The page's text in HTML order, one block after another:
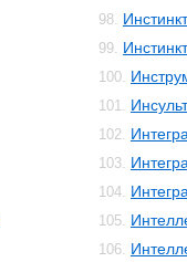
98.
99.
100.
101. Инсульт
102.
103.
104.
105.
106.